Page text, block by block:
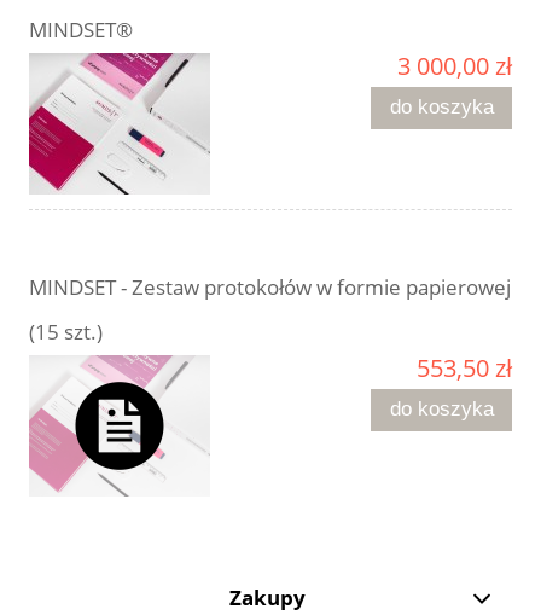
MINDSET®
3 000,00 zł
do koszyka
MINDSET - Zestaw protokołów w formie papierowej
(15 szt.)
553,50 zł
do koszyka
Zakupy